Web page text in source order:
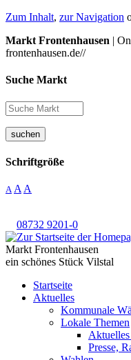
Zum Inhalt, zur Navigation
Markt Frontenhausen |
frontenhausen.de//
Suche Markt
suchen
Schriftgröße
A A A
08732 9201-0
Markt Frontenhausen
ein schönes Stück Vilstal
Startseite
Aktuelles
Kommunale
Lokale Themen
Presse,